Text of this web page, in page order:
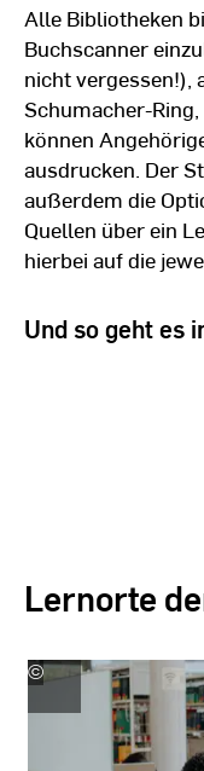
Alle Bibliotheken
Buchscanner
nicht vergessen!),
Schumacher-
können
ausdrucken. Der
außerdem die
Quellen über ein
hierbei auf die
Und so geht es
Lernorte
©
Kira